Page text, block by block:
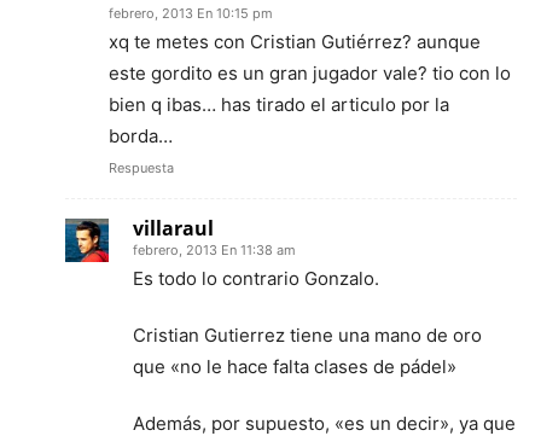
febrero, 2013 En 10:15 pm
xq te metes con Cristian Gutiérrez? aunque
este gordito es un gran jugador vale? tio con lo
bien q ibas… has tirado el articulo por la
borda…
Respuesta
villaraul
febrero, 2013 En 11:38 am
Es todo lo contrario Gonzalo.
Cristian Gutierrez tiene una mano de oro
que «no le hace falta clases de pádel»
Además, por supuesto, «es un decir», ya que